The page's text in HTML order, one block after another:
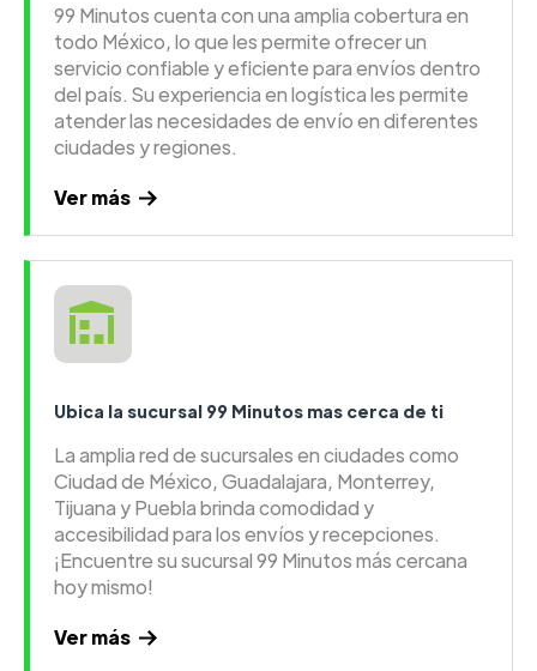
99 Minutos cuenta con una amplia cobertura en
todo México, lo que les permite ofrecer un
servicio confiable y eficiente para envíos dentro
del país. Su experiencia en logística les permite
atender las necesidades de envío en diferentes
ciudades y regiones.
Ver más
Ubica la sucursal 99 Minutos mas cerca de ti
La amplia red de sucursales en ciudades como
Ciudad de México, Guadalajara, Monterrey,
Tijuana y Puebla brinda comodidad y
accesibilidad para los envíos y recepciones.
¡Encuentre su sucursal 99 Minutos más cercana
hoy mismo!
Ver más